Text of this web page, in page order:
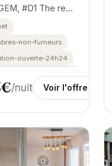
#D1 The red
sofa bed
avec une
Wi-Fi
Cet...
non-fumeurs
ouverte-24h24
/nuit Voir l'offre